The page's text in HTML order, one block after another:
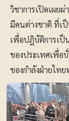
วิชาการเปิดเผยผ่
มีคนต่างชาติ ที่เ
เพื่อปฎิบัติการเ
ของประเทศเพื่อ
ของกำลังฝ่ายไท